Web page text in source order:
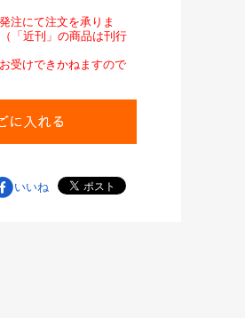
注にて注文を承りま
「近刊」の商品は刊行
受けできかねますので
いいね